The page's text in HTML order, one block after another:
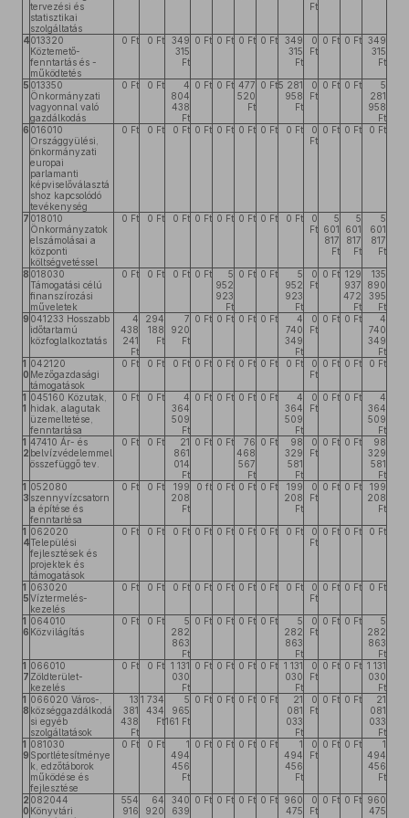
tervezési és
statisztikai
szolgáltatás
Ft
4013320
Köztemető-
fenntartás és -
működtetés
0 Ft 0 Ft
349
315
Ft
0 Ft 0 Ft 0 Ft 0 Ft
349
315
Ft
0
Ft
0 Ft 0 Ft 349
315
Ft
5 013350
Önkormányzati
vagyonnal való
gazdálkodás
0 Ft 0 Ft
4
804
438
Ft
0 Ft 0 Ft 477
520
Ft
0 Ft5 281
958
Ft
0
Ft
0 Ft 0 Ft
5
281
958
Ft
6 016010
Országgyülési,
önkormányzati
europai
parlamanti
képviselőválasztá
shoz kapcsolódó
tevékenység
0 Ft 0 Ft 0 Ft 0 Ft 0 Ft 0 Ft 0 Ft 0 Ft
0
Ft
0 Ft 0 Ft 0 Ft
7 018010
Önkormányzatok
elszámolásai a
központi
költségvetéssel
0 Ft 0 Ft 0 Ft 0 Ft 0 Ft 0 Ft 0 Ft 0 Ft
0
Ft
5
601
817
Ft
5
601
817
Ft
5
601
817
Ft
8 018030
Támogatási célú
finanszírozási
műveletek
0 Ft 0 Ft 0 Ft 0 Ft
5
952
923
Ft
0 Ft 0 Ft
5
952
923
Ft
0
Ft
0 Ft 129
937
472
Ft
135
890
395
Ft
9 041233 Hosszabb
időtartamú
közfoglalkoztatás
4
438
241
Ft
294
188
Ft
7
920
Ft
0 Ft 0 Ft 0 Ft 0 Ft
4
740
349
Ft
0
Ft
0 Ft 0 Ft
4
740
349
Ft
1
0
042120
Mezőgazdasági
támogatások
0 Ft 0 Ft 0 Ft 0 Ft 0 Ft 0 Ft 0 Ft 0 Ft
0
Ft
0 Ft 0 Ft 0 Ft
1
1
045160 Közutak,
hidak, alagutak
üzemeltetése,
fenntartása
0 Ft 0 Ft
4
364
509
Ft
0 Ft 0 Ft 0 Ft 0 Ft
4
364
509
Ft
0
Ft
0 Ft 0 Ft
4
364
509
Ft
1
2
47410 Ár- és
belvízvédelemmel
összefüggő tev.
0 Ft 0 Ft
21
861
014
Ft
0 Ft 0 Ft
76
468
567
Ft
0 Ft
98
329
581
Ft
0
Ft
0 Ft 0 Ft
98
329
581
Ft
1
3
052080
szennyvízcsatorn
a építése és
fenntartésa
0 Ft 0 Ft
199
208
Ft
0 ft 0 Ft 0 Ft 0 Ft
199
208
Ft
0
Ft
0 Ft 0 Ft
199
208
Ft
1
4
062020
Települési
fejlesztések és
projektek és
támogatások
0 Ft 0 Ft 0 Ft 0 Ft 0 Ft 0 Ft 0 Ft 0 Ft
0
Ft
0 Ft 0 Ft 0 Ft
1
5
063020
Víztermelés-
kezelés
0 Ft 0 Ft 0 Ft 0 Ft 0 Ft 0 Ft 0 Ft 0 Ft
0
Ft
0 Ft 0 Ft 0 Ft
1
6
064010
Közvilágítás
0 Ft 0 Ft
5
282
863
Ft
0 Ft 0 Ft 0 Ft 0 Ft
5
282
863
Ft
0
Ft
0 Ft 0 Ft
5
282
863
Ft
1
7
066010
Zöldterület-
kezelés
0 Ft 0 Ft 1 131
030
Ft
0 Ft 0 Ft 0 Ft 0 Ft 1 131
030
Ft
0
Ft
0 Ft 0 Ft 1 131
030
Ft
1
8
066020 Város-,
községgazdálkodá
si egyéb
szolgáltatások
13
381
438
Ft
1 734
434
Ft
5
965
161 Ft
0 Ft 0 Ft 0 Ft 0 Ft
21
081
033
Ft
0
Ft
0 Ft 0 Ft
21
081
033
Ft
1
9
081030
Sportlétesítménye
k, edzőtáborok
működése és
fejlesztése
0 Ft 0 Ft
1
494
456
Ft
0 Ft 0 Ft 0 Ft 0 Ft
1
494
456
Ft
0
Ft
0 Ft 0 Ft
1
494
456
Ft
2
0
082044
Könyvtári
554
916
64
920
340
639
0 Ft 0 Ft 0 Ft 0 Ft
960
475
0
Ft
0 Ft 0 Ft 960
475